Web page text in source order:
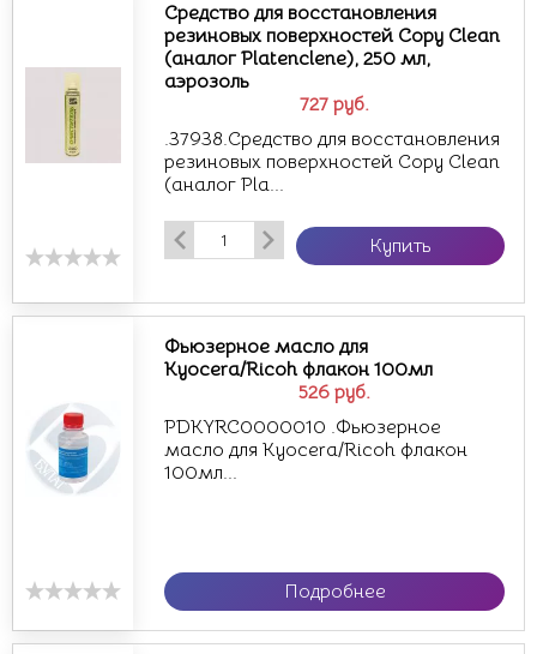
727 руб.
Средство для восстановления
резиновых поверхностей Copy Clean
(аналог Platenclene), 250 мл,
аэрозоль
.37938.Средство для восстановления
резиновых поверхностей Copy Clean
(аналог Pla...
Купить
526 руб.
Фьюзерное масло для
Kyocera/Ricoh флакон 100мл
PDKYRC0000010 .Фьюзерное
масло для Kyocera/Ricoh флакон
100мл...
Подробнее